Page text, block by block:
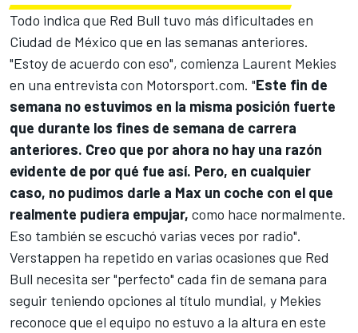
Todo indica que Red Bull tuvo más dificultades en
Ciudad de México que en las semanas anteriores.
"Estoy de acuerdo con eso", comienza Laurent Mekies
en una entrevista con Motorsport.com. "Este fin de
semana no estuvimos en la misma posición fuerte
que durante los fines de semana de carrera
anteriores. Creo que por ahora no hay una razón
evidente de por qué fue así. Pero, en cualquier
caso, no pudimos darle a Max un coche con el que
realmente pudiera empujar, como hace normalmente.
Eso también se escuchó varias veces por radio".
Verstappen ha repetido en varias ocasiones que Red
Bull necesita ser "perfecto" cada fin de semana para
seguir teniendo opciones al título mundial, y Mekies
reconoce que el equipo no estuvo a la altura en este